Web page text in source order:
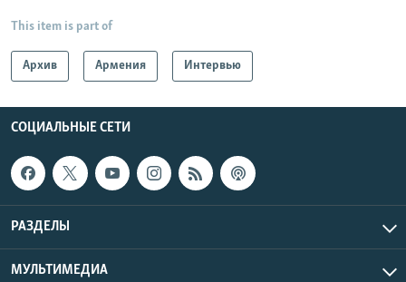
This item is part of
Архив Армения Интервью
СОЦИАЛЬНЫЕ СЕТИ
РАЗДЕЛЫ
МУЛЬТИМЕДИА